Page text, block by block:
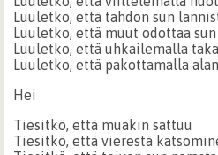
Luuletko, että tahdon sun
Luuletko, että muut odottaa
Luuletko, että uhkailemalla
Luuletko, että pakottamalla
Hei
Tiesitkö, että muakin sattuu
Tiesitkö, että vierestä